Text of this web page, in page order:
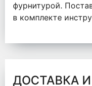
фурнитурой.
в комплекте
ДОСТАВКА